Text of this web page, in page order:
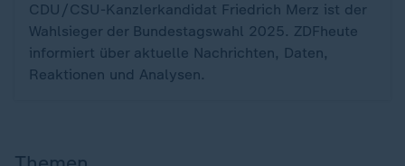
CDU/CSU-Kanzlerkandidat Friedrich Merz ist der
Wahlsieger der Bundestagswahl 2025. ZDFheute
informiert über aktuelle Nachrichten, Daten,
Reaktionen und Analysen.